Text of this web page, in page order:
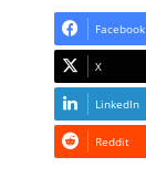
Facebook
X
LinkedIn
Reddit